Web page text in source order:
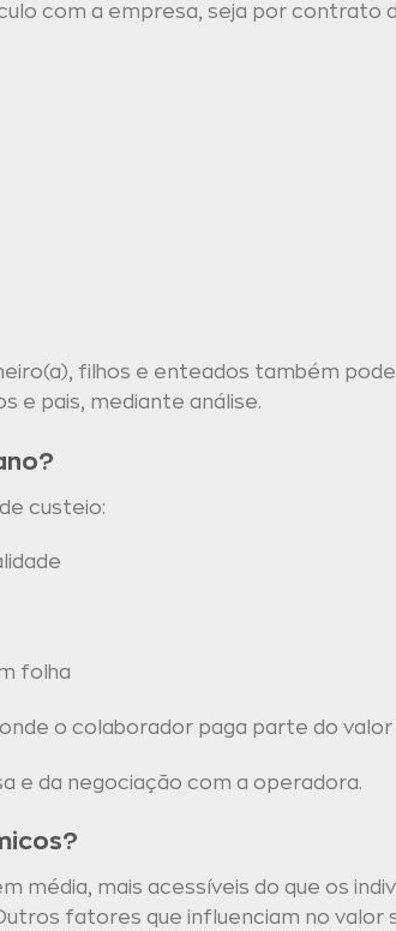
com a empresa, seja por contrato
filhos e enteados também
e pais, mediante análise.
custeio:
folha
o colaborador paga parte do valor
e da negociação com a operadora.
média, mais acessíveis do que os
fatores que influenciam no valor